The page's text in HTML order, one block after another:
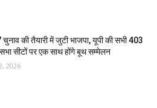
की तैयारी में जुटी भाजपा, यूपी की सभी 403
सीटों पर एक साथ होंगे बूथ सम्मेलन
2026